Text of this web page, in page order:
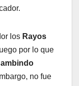
los Rayos
por lo que
no fue